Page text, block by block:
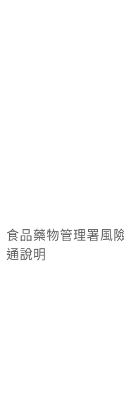
食品藥物管理署風
通說明